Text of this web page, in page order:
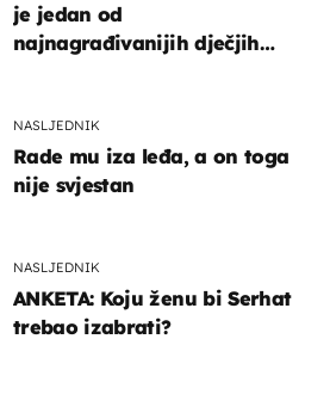
je jedan od
najnagrađivanijih dječjih
NASLJEDNIK
Rade mu iza leđa, a on toga
nije svjestan
NASLJEDNIK
ANKETA: Koju ženu bi Serhat
trebao izabrati?